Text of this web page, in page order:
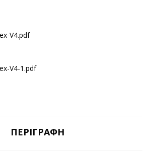
V4.pdf
V4-1.pdf
ΠΕΡΙΓΡΑΦΉ